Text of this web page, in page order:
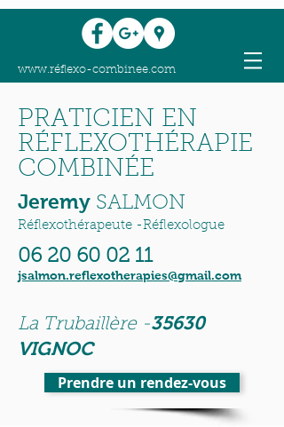
www.réflexo-combinee.com
PRATICIEN EN
RÉFLEXOTHÉRAPIE
COMBINÉE
Jeremy SALMON
Réflexothérapeute -Réflexologue
06 20 60 02 11
jsalmon.reflexotherapies@gmail.com
La Trubaillère -35630
VIGNOC
Prendre un rendez-vous